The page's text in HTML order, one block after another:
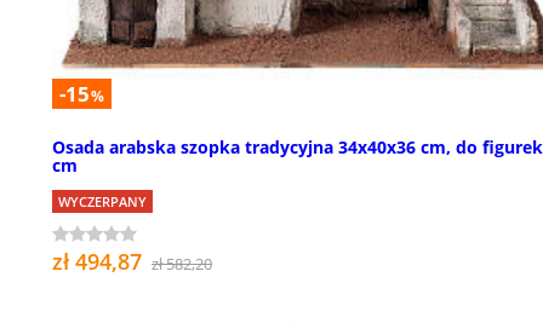
-15%
Osada arabska szopka tradycyjna 34x40x36 cm, do
cm
WYCZERPANY
zł 494,87 zł 582,20